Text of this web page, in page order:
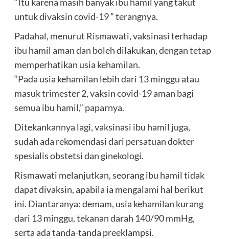
“Itu karena masih banyak ibu hamil yang takut
untuk divaksin covid-19 ” terangnya.
Padahal, menurut Rismawati, vaksinasi terhadap
ibu hamil aman dan boleh dilakukan, dengan tetap
memperhatikan usia kehamilan.
“Pada usia kehamilan lebih dari 13 minggu atau
masuk trimester 2, vaksin covid-19 aman bagi
semua ibu hamil,” paparnya.
Ditekankannya lagi, vaksinasi ibu hamil juga,
sudah ada rekomendasi dari persatuan dokter
spesialis obstetsi dan ginekologi.
Rismawati melanjutkan, seorang ibu hamil tidak
dapat divaksin, apabila ia mengalami hal berikut
ini. Diantaranya: demam, usia kehamilan kurang
dari 13 minggu, tekanan darah 140/90 mmHg,
serta ada tanda-tanda preeklampsi.